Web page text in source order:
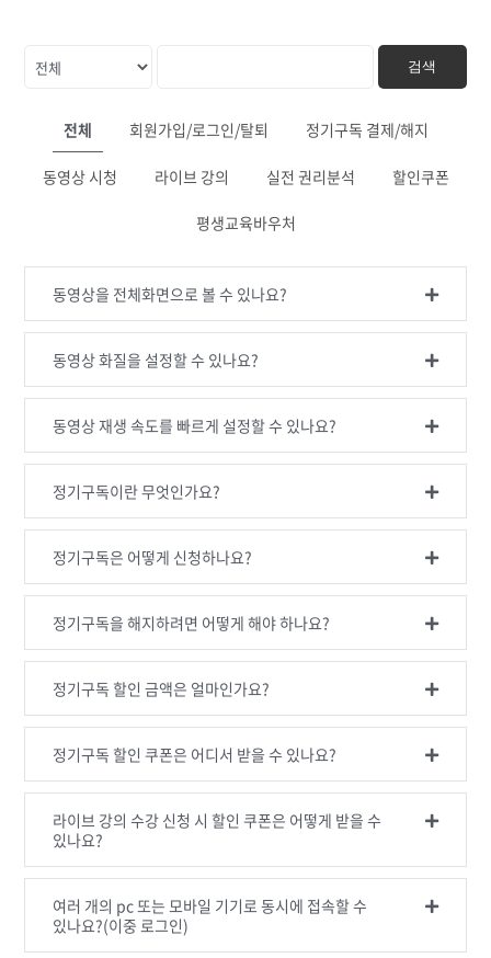
검색
전체 회원가입/로그인/탈퇴 정기구독 결제/해지
동영상 시청 라이브 강의 실전 권리분석 할인쿠폰
평생교육바우처
동영상을 전체화면으로 볼 수 있나요?
동영상 화질을 설정할 수 있나요?
동영상 재생 속도를 빠르게 설정할 수 있나요?
정기구독이란 무엇인가요?
정기구독은 어떻게 신청하나요?
정기구독을 해지하려면 어떻게 해야 하나요?
정기구독 할인 금액은 얼마인가요?
정기구독 할인 쿠폰은 어디서 받을 수 있나요?
라이브 강의 수강 신청 시 할인 쿠폰은 어떻게 받을 수
있나요?
여러 개의 pc 또는 모바일 기기로 동시에 접속할 수
있나요?(이중 로그인)